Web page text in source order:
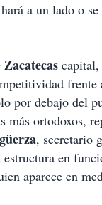
a un lado o
Zacatecas capital,
por debajo del
más ortodoxos,
, secretario
en
aparece en